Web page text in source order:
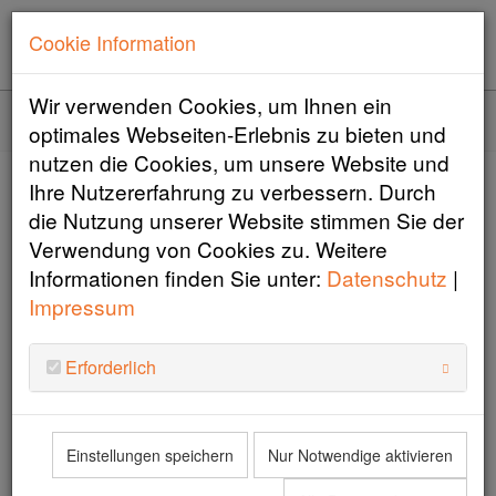
Home
U12-Sieg für Casper Schweiger
in der Schweiz
02.10.2025| Jugend
Packende Rennen bei der Swiss Optimist Championship
2025
150 Segler, traumhafte Bedingungen, ein
Ausflug auf den Corvatsch – und ein strahlender
U12-Sieg für Casper Schweiger am
Cookie Information
Wir verwenden Cookies, um Ihnen ein
optimales Webseiten-Erlebnis zu bieten und
nutzen die Cookies, um unsere Website und
Ihre Nutzererfahrung zu verbessern. Durch
die Nutzung unserer Website stimmen Sie der
Verwendung von Cookies zu. Weitere
Informationen finden Sie unter: Datenschutz |
Impressum
Erforderlich
Einstellungen speichern Nur Notwendige aktivieren